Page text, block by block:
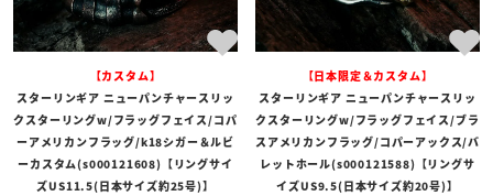
【カスタム】
スターリンギア ニューパンチャースリッ
クスターリングw/フラッグフェイス/コパ
ーアメリカンフラッグ/k18シガー＆ルビ
ーカスタム(s000121608)【リングサイ
ズUS11.5(日本サイズ約25号)】
【日本限定＆カスタム】
スターリンギア ニューパンチャースリッ
クスターリングw/フラッグフェイス/ブラ
スアメリカンフラッグ/コパーアックス/バ
レットホール(s000121588)【リングサ
イズUS9.5(日本サイズ約20号)】